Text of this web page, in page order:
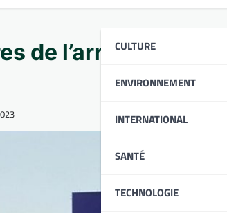
CULTURE
ENVIRONNEMENT
INTERNATIONAL
SANTÉ
TECHNOLOGIE
de l’arrivée du Pape